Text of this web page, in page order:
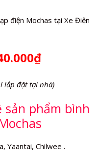
điện Mochas tại Xe Điện
lắp đặt tại nhà)
phẩm bình
Yaantai, Chilwee .